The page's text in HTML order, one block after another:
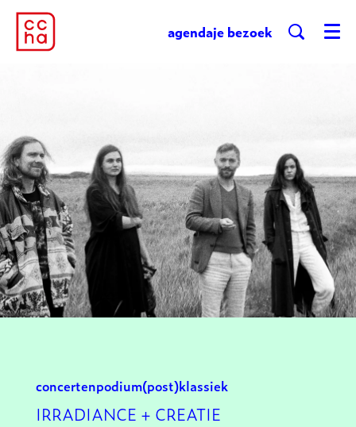
agendaje bezoek Menu
concertenpodium(post)klassiek
IRRADIANCE + CREATIE